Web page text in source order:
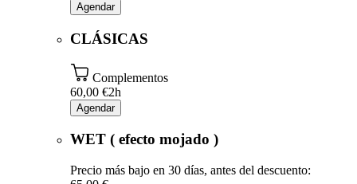
Agendar
CLÁSICAS
Complementos
60,00 €2h
Agendar
WET ( efecto mojado )
Precio más bajo en 30 días, antes del descuento: